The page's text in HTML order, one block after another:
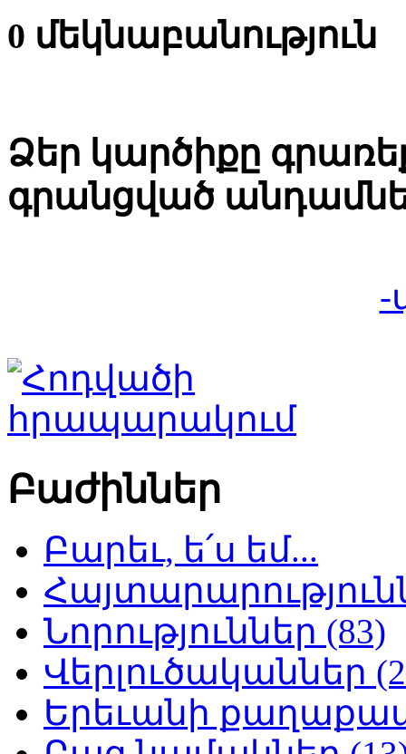
0 մեկնաբանություն
Ձեր կարծիքը
գրանցված
-
Բաժիններ
Բարեւ, ե՛ս եմ...
Նորություններ (83)
Վերլուծականներ
Երեւանի